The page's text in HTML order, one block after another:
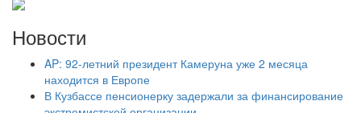
Новости
AP: 92-летний президент Камеруна уже 2 месяца
находится в Европе
В Кузбассе пенсионерку задержали за финансирование